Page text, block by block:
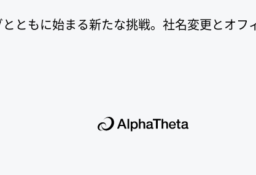
ともに始まる新たな挑戦。社名変更とオフ